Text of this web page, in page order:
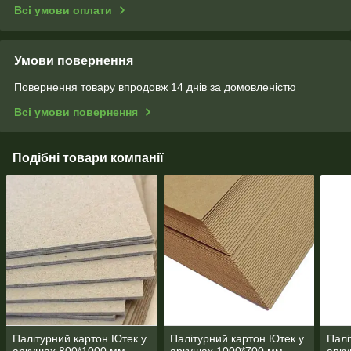
Всі умови оплати
Умови повернення
Повернення товару впродовж 14 днів за домовленістю
Всі умови повернення
Подібні товари компанії
Палітурний картон Ютек у
Палітурний картон Ютек у